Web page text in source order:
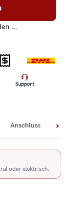
...
Support
Anschluss
oder elektrisch.